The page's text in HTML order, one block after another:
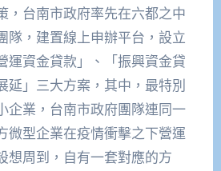
，台南市政府率先在六都之中
隊，建置線上申辦平台，設立
運資金貸款」、「振興資金貸
延」三大方案，其中，最特別
企業，台南市政府團隊連同一
微型企業在疫情衝擊之下營運
想周到，自有一套對應的方